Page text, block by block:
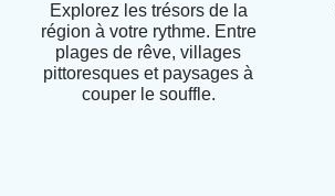
Explorez les trésors de la
région à votre rythme. Entre
plages de rêve, villages
pittoresques et paysages à
couper le souffle.